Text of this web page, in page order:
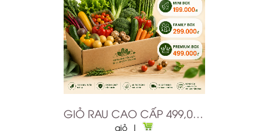
GIỎ RAU CAO CẤP 499,000Đ
giỏ |